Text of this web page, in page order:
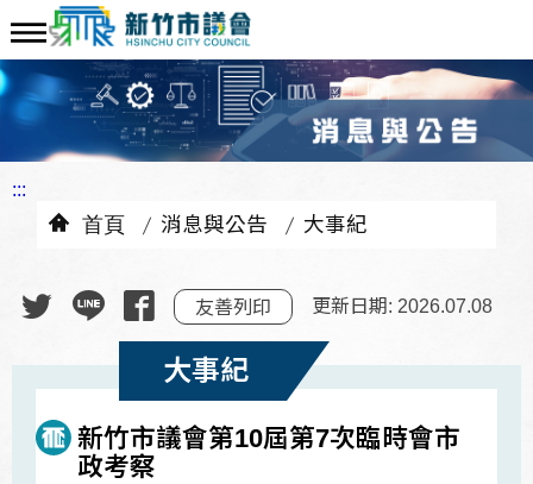
:::
首頁 消息與公告 大事紀
友善列印 更新日期: 2026.07.08
大事紀
新竹市議會第10屆第7次臨時會市
政考察